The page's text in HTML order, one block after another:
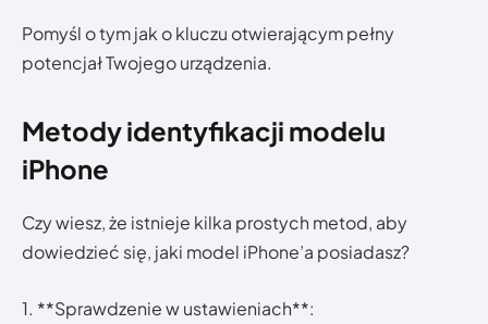
Pomyśl o tym jak o kluczu otwierającym pełny
potencjał Twojego urządzenia.
Metody identyfikacji modelu
iPhone
Czy wiesz, że istnieje kilka prostych metod, aby
dowiedzieć się, jaki model iPhone’a posiadasz?
1. **Sprawdzenie w ustawieniach**: